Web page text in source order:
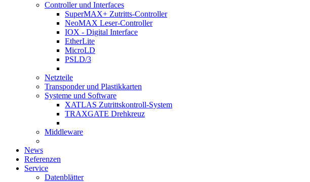
Controller und Interfaces
SuperMAX+ Zutritts-Controller
NeoMAX Leser-Controller
IOX - Digital Interface
EtherLite
MicroLD
PSLD/3
Netzteile
Transponder und Plastikkarten
Systeme und Software
XATLAS Zutrittskontroll-System
TRAXGATE Drehkreuz
Middleware
News
Referenzen
Service
Datenblätter